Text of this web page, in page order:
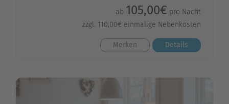
ab 105,00€ pro Nacht
zzgl. 110,00€ einmalige Nebenkosten
Merken Details